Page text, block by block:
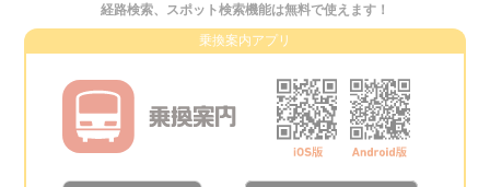
経路検索、スポット検索機能は無料で使えます！
乗換案内アプリ